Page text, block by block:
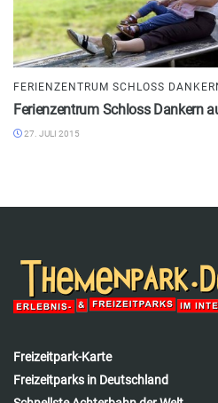
FERIENZENTRUM SCHLOSS
Ferienzentrum Schloss Dankern
27. JULI 2015
Freizeitpark-Karte
Freizeitparks in Deutschland